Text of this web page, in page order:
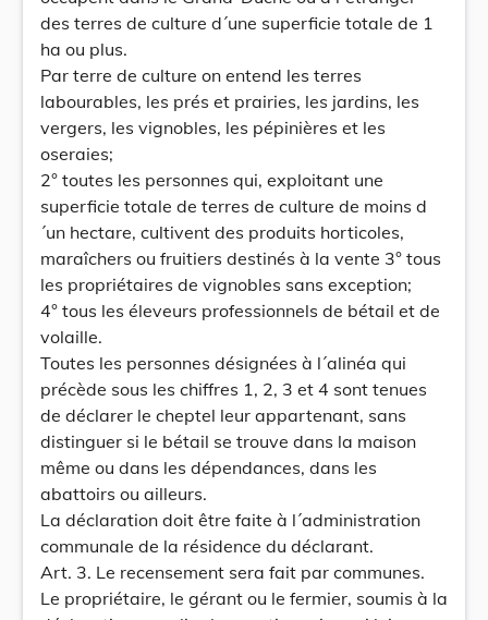
des terres de culture d´une superficie totale de 1
ha ou plus.
Par terre de culture on entend les terres
labourables, les prés et prairies, les jardins, les
vergers, les vignobles, les pépinières et les
oseraies;
2° toutes les personnes qui, exploitant une
superficie totale de terres de culture de moins d
´un hectare, cultivent des produits horticoles,
maraîchers ou fruitiers destinés à la vente 3° tous
les propriétaires de vignobles sans exception;
4° tous les éleveurs professionnels de bétail et de
volaille.
Toutes les personnes désignées à l´alinéa qui
précède sous les chiffres 1, 2, 3 et 4 sont tenues
de déclarer le cheptel leur appartenant, sans
distinguer si le bétail se trouve dans la maison
même ou dans les dépendances, dans les
abattoirs ou ailleurs.
La déclaration doit être faite à l´administration
communale de la résidence du déclarant.
Art. 3. Le recensement sera fait par communes.
Le propriétaire, le gérant ou le fermier, soumis à la